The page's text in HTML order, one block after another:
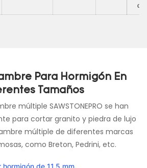
de
Para Hormigón En
Tamaños
múltiple SAWSTONEPRO se han
para cortar granito y piedra de lujo
múltiple de diferentes marcas
como Breton, Pedrini, etc.